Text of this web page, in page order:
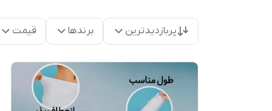
پربازدیدترین برندها قیمت